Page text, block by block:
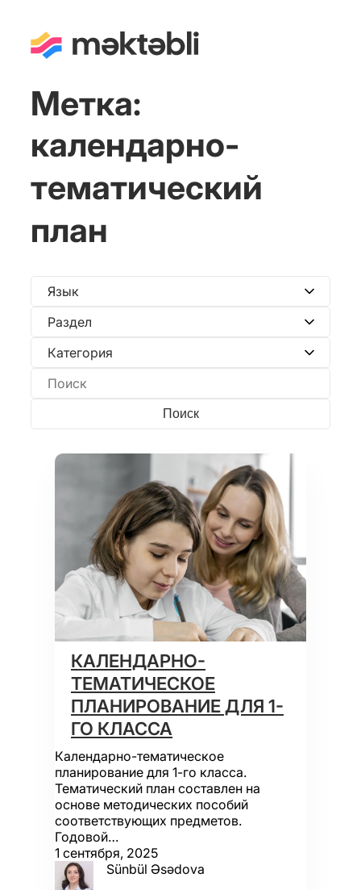
Метка:
календарно-
тематический
план
КАЛЕНДАРНО-
ТЕМАТИЧЕСКОЕ
ПЛАНИРОВАНИЕ ДЛЯ 1-
ГО КЛАССА
Календарно-тематическое
планирование для 1-го класса.
Тематический план составлен на
основе методических пособий
соответствующих предметов.
Годовой…
1 сентября, 2025
Sünbül Əsədova